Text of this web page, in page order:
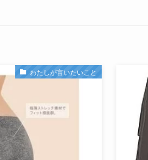
わたしが言いたいこと